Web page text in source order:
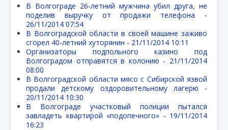
В Волгограде 26-летний мужчина убил друга, не
поделив выручку от продажи телефона -
26/11/2014 07:54
В Волгоградской области в своей машине заживо
сгорел 40-летний хуторянин - 21/11/2014 10:11
Организаторы подпольного казино под
Волгоградом отправятся в колонию - 21/11/2014
08:00
В Волгоградской области мясо с Сибирской язвой
продали детскому оздоровительному лагерю -
20/11/2014 10:30
В Волгограде участковый полиции пытался
завладеть квартирой «подопечного» - 19/11/2014
16:23